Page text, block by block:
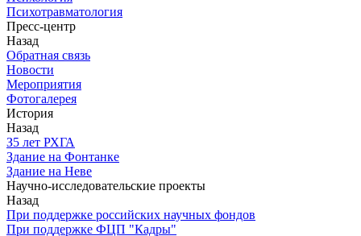
Психотравматология
Пресс-центр
Назад
Обратная связь
Новости
Мероприятия
Фотогалерея
История
Назад
З5 лет РХГА
Здание на Фонтанке
Здание на Неве
Научно-исследовательские проекты
Назад
При поддержке российских научных фондов
При поддержке ФЦП "Кадры"